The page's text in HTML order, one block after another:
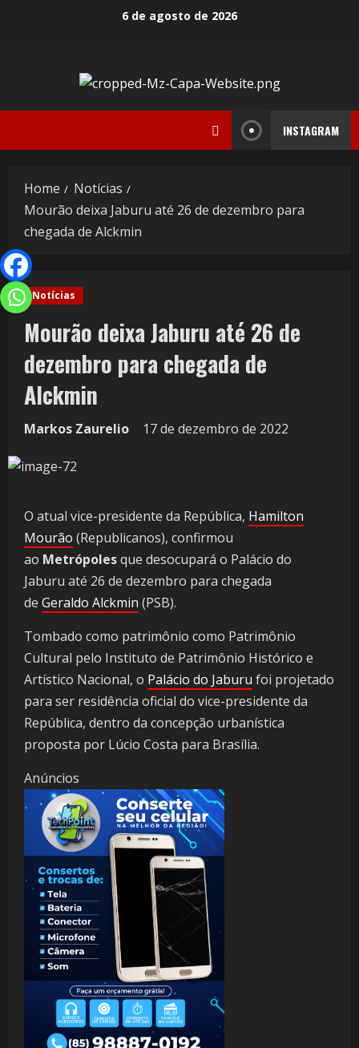
6 de agosto de 2026
INSTAGRAM
Home
Notícias
Mourão deixa Jaburu até 26 de dezembro para
chegada de Alckmin
Notícias
Mourão deixa Jaburu até 26 de
dezembro para chegada de
Alckmin
Markos Zaurelio 17 de dezembro de 2022
O atual vice-presidente da República, Hamilton
Mourão (Republicanos), confirmou
ao Metrópolesque desocupará o Palácio do
Jaburu até 26 de dezembro para chegada
de Geraldo Alckmin (PSB).
Tombado como patrimônio como Patrimônio
Cultural pelo Instituto de Patrimônio Histórico e
Artístico Nacional, o Palácio do Jaburu foi projetado
para ser residência oficial do vice-presidente da
República, dentro da concepção urbanística
proposta por Lúcio Costa para Brasília.
Anúncios